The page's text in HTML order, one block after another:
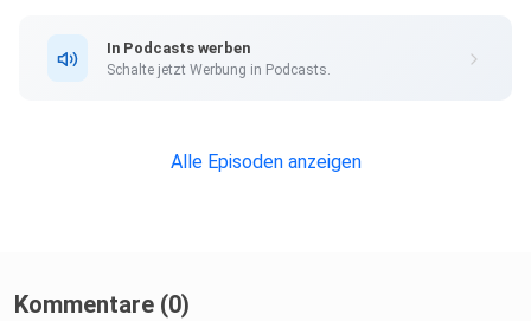
In Podcasts werben
Schalte jetzt Werbung in Podcasts.
Alle Episoden anzeigen
Kommentare (0)